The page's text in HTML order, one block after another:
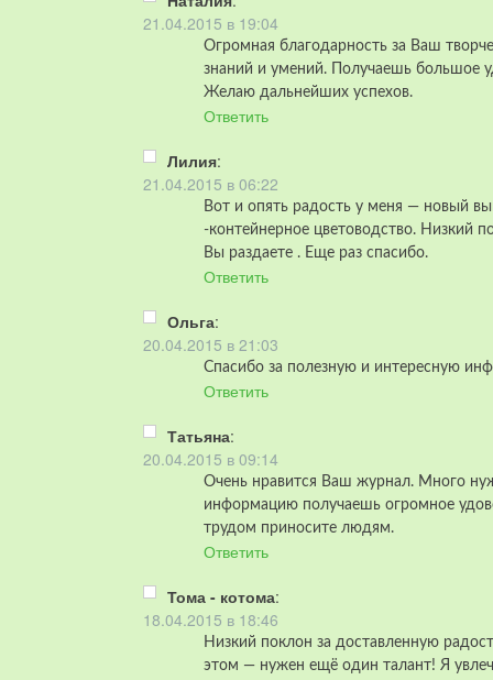
21.04.2015 в 19:04
Огромная благодарность за Ваш
знаний и умений. Получаешь большое
Желаю дальнейших успехов.
Ответить
Лилия:
21.04.2015 в 06:22
Вот и опять радость у меня — новый
-контейнерное цветоводство. Низкий
Вы раздаете . Еще раз спасибо.
Ответить
Ольга:
20.04.2015 в 21:03
Спасибо за полезную и интересную
Ответить
Татьяна:
20.04.2015 в 09:14
Очень нравится Ваш журнал. Много
информацию получаешь огромное
трудом приносите людям.
Ответить
Тома - котома:
18.04.2015 в 18:46
Низкий поклон за доставленную
этом — нужен ещё один талант! Я